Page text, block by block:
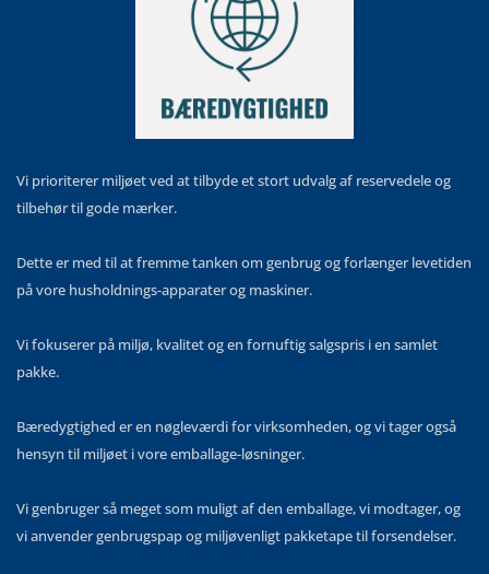
Vi prioriterer miljøet ved at tilbyde et stort udvalg af reservedele og
tilbehør til gode mærker.
Dette er med til at fremme tanken om genbrug og forlænger levetiden
på vore husholdnings-apparater og maskiner.
Vi fokuserer på miljø, kvalitet og en fornuftig salgspris i en samlet
pakke.
Bæredygtighed er en nøgleværdi for virksomheden, og vi tager også
hensyn til miljøet i vore emballage-løsninger.
Vi genbruger så meget som muligt af den emballage, vi modtager, og
vi anvender genbrugspap og miljøvenligt pakketape til forsendelser.